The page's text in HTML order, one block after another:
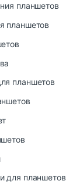
планшетов
планшетов
планшетов
для планшетов